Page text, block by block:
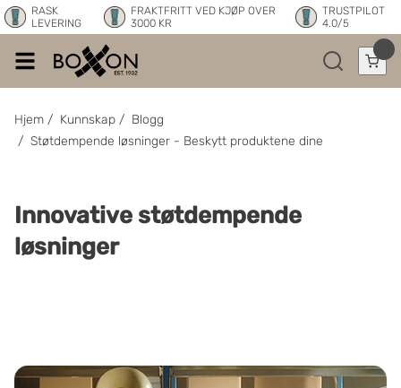
RASK
LEVERING
FRAKTFRITT VED KJØP OVER
3000 KR
TRUSTPILOT
4.0/5
Hjem / Kunnskap / Blogg
/ Støtdempende løsninger - Beskytt produktene dine
Innovative støtdempende
løsninger